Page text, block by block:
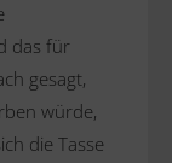
das für
gesagt,
würde,
die Tasse